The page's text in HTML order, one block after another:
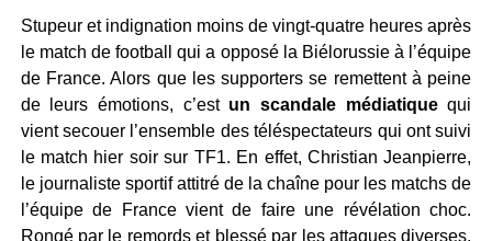
Stupeur et indignation moins de vingt-quatre heures après
le match de football qui a opposé la Biélorussie à l’équipe
de France. Alors que les supporters se remettent à peine
de leurs émotions, c’est un scandale médiatiquequi
vient secouer l’ensemble des téléspectateurs qui ont suivi
le match hier soir sur TF1. En effet, Christian Jeanpierre,
le journaliste sportif attitré de la chaîne pour les matchs de
l’équipe de France vient de faire une révélation choc.
Rongé par le remords et blessé par les attaques diverses,